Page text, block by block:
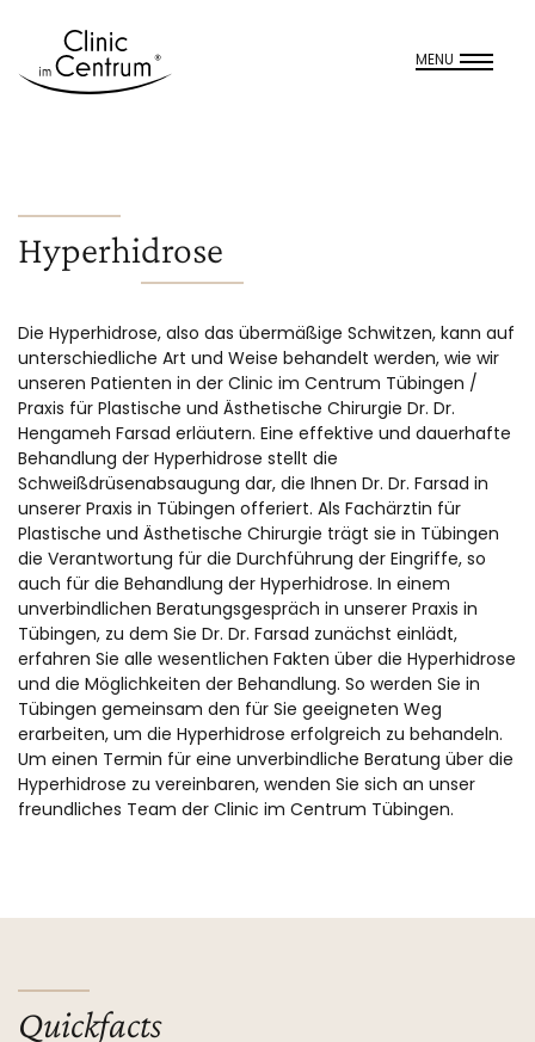
MENU
Hyperhidrose
Die Hyperhidrose, also das übermäßige Schwitzen, kann auf
unterschiedliche Art und Weise behandelt werden, wie wir
unseren Patienten in der Clinic im Centrum Tübingen /
Praxis für Plastische und Ästhetische Chirurgie Dr. Dr.
Hengameh Farsad erläutern. Eine effektive und dauerhafte
Behandlung der Hyperhidrose stellt die
Schweißdrüsenabsaugung dar, die Ihnen Dr. Dr. Farsad in
unserer Praxis in Tübingen offeriert. Als Fachärztin für
Plastische und Ästhetische Chirurgie trägt sie in Tübingen
die Verantwortung für die Durchführung der Eingriffe, so
auch für die Behandlung der Hyperhidrose. In einem
unverbindlichen Beratungsgespräch in unserer Praxis in
Tübingen, zu dem Sie Dr. Dr. Farsad zunächst einlädt,
erfahren Sie alle wesentlichen Fakten über die Hyperhidrose
und die Möglichkeiten der Behandlung. So werden Sie in
Tübingen gemeinsam den für Sie geeigneten Weg
erarbeiten, um die Hyperhidrose erfolgreich zu behandeln.
Um einen Termin für eine unverbindliche Beratung über die
Hyperhidrose zu vereinbaren, wenden Sie sich an unser
freundliches Team der Clinic im Centrum Tübingen.
Quickfacts